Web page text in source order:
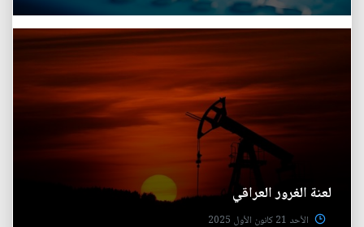
لعنة‭ ‬الغرور‭ ‬العراقي
الأحد 21 كانون الأول 2025